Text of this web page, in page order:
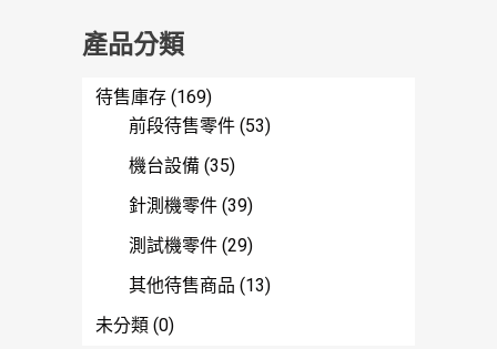
產品分類
待售庫存 (169)
前段待售零件 (53)
機台設備 (35)
針測機零件 (39)
測試機零件 (29)
其他待售商品 (13)
未分類 (0)